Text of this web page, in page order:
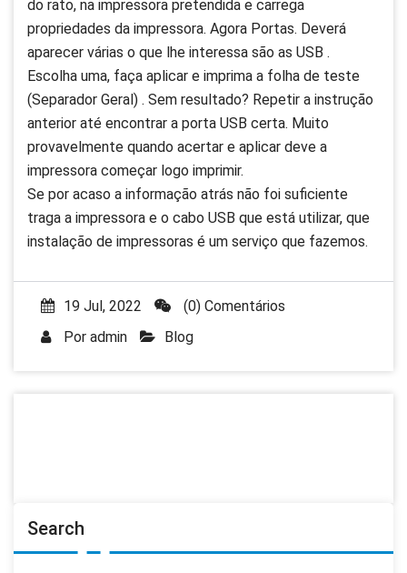
do rato, na impressora pretendida e carrega
propriedades da impressora. Agora Portas. Deverá
aparecer várias o que lhe interessa são as USB .
Escolha uma, faça aplicar e imprima a folha de teste
(Separador Geral) . Sem resultado? Repetir a instrução
anterior até encontrar a porta USB certa. Muito
provavelmente quando acertar e aplicar deve a
impressora começar logo imprimir.
Se por acaso a informação atrás não foi suficiente
traga a impressora e o cabo USB que está utilizar, que
instalação de impressoras é um serviço que fazemos.
19 Jul, 2022
(0) Comentários
Por admin Blog
Search